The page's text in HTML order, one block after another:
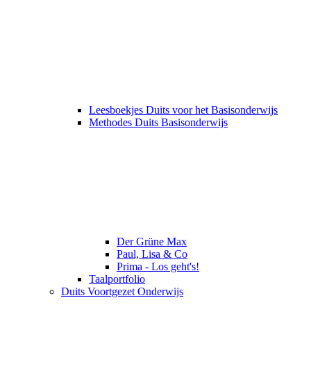
Leesboekjes Duits voor het Basisonderwijs
Methodes Duits Basisonderwijs
Der Grüne Max
Paul, Lisa & Co
Prima - Los geht's!
Taalportfolio
Duits Voortgezet Onderwijs